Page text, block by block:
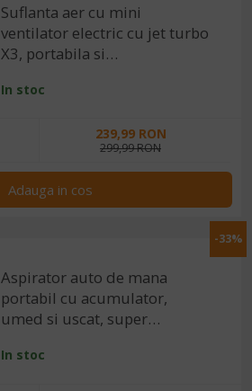
Suflanta aer cu mini
ventilator electric cu jet turbo
X3, portabila si
puternic de aer, 130000RPM
In stoc
239,99 RON
299,99 RON
Adauga in cos
-33%
Aspirator auto de mana
portabil cu acumulator,
umed si uscat, super
functie de suflare, 12000 Pa
In stoc